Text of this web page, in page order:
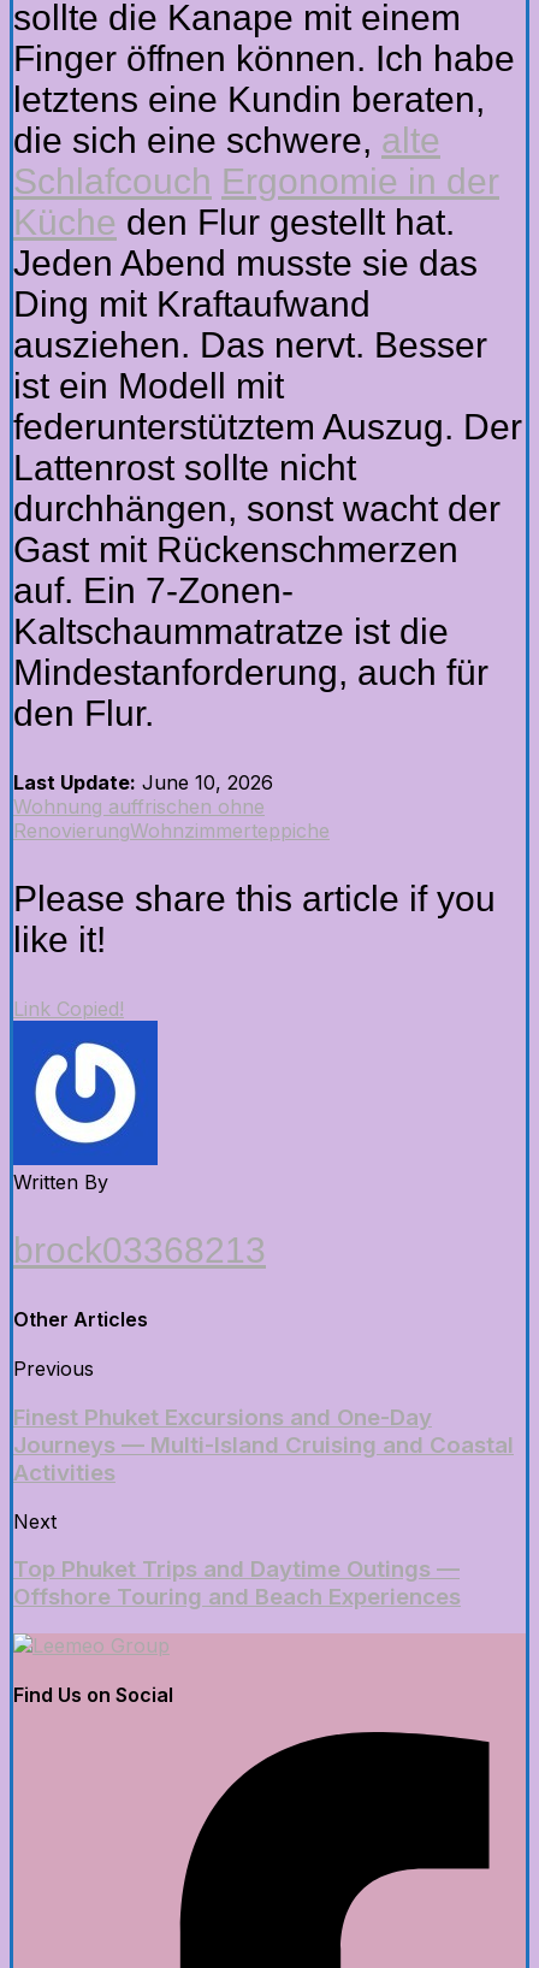
sollte die Kanape mit einem
Finger öffnen können. Ich habe
letztens eine Kundin beraten,
die sich eine schwere, alte
Schlafcouch Ergonomie in der
Küche den Flur gestellt hat.
Jeden Abend musste sie das
Ding mit Kraftaufwand
ausziehen. Das nervt. Besser
ist ein Modell mit
federunterstütztem Auszug. Der
Lattenrost sollte nicht
durchhängen, sonst wacht der
Gast mit Rückenschmerzen
auf. Ein 7-Zonen-
Kaltschaummatratze ist die
Mindestanforderung, auch für
den Flur.
Last Update: June 10, 2026
Wohnung auffrischen ohne
RenovierungWohnzimmerteppiche
Please share this article if you
like it!
Link Copied!
Written By
brock03368213
Other Articles
Previous
Finest Phuket Excursions and One-Day
Journeys — Multi-Island Cruising and Coastal
Activities
Next
Top Phuket Trips and Daytime Outings —
Offshore Touring and Beach Experiences
Find Us on Social